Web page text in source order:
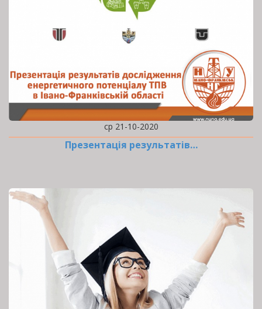
ср 21-10-2020
Презентація результатів…